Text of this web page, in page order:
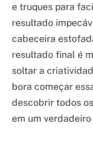
e truques para
resultado
cabeceira
resultado final é
soltar a
bora começar
descobrir todos
em um verdadeiro